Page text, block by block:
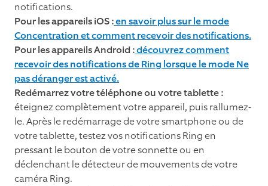
notifications.
Pour les appareils iOS :en savoir plus sur le mode
Concentration et comment recevoir des notifications.
Pour les appareils Android :découvrez comment
recevoir des notifications de Ring lorsque le mode Ne
pas déranger est activé.
Redémarrez votre téléphone ou votre tablette :
éteignez complètement votre appareil, puis rallumez-
le. Après le redémarrage de votre smartphone ou de
votre tablette, testez vos notifications Ring en
pressant le bouton de votre sonnette ou en
déclenchant le détecteur de mouvements de votre
caméra Ring.